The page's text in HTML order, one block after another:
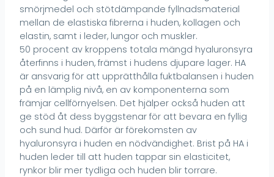
smörjmedel och stötdämpande fyllnadsmaterial
mellan de elastiska fibrerna i huden, kollagen och
elastin, samt i leder, lungor och muskler.
50 procent av kroppens totala mängd hyaluronsyra
återfinns i huden, främst i hudens djupare lager. HA
är ansvarig för att upprätthålla fuktbalansen i huden
på en lämplig nivå, en av komponenterna som
främjar cellförnyelsen. Det hjälper också huden att
ge stöd åt dess byggstenar för att bevara en fyllig
och sund hud. Därför är förekomsten av
hyaluronsyra i huden en nödvändighet. Brist på HA i
huden leder till att huden tappar sin elasticitet,
rynkor blir mer tydliga och huden blir torrare.